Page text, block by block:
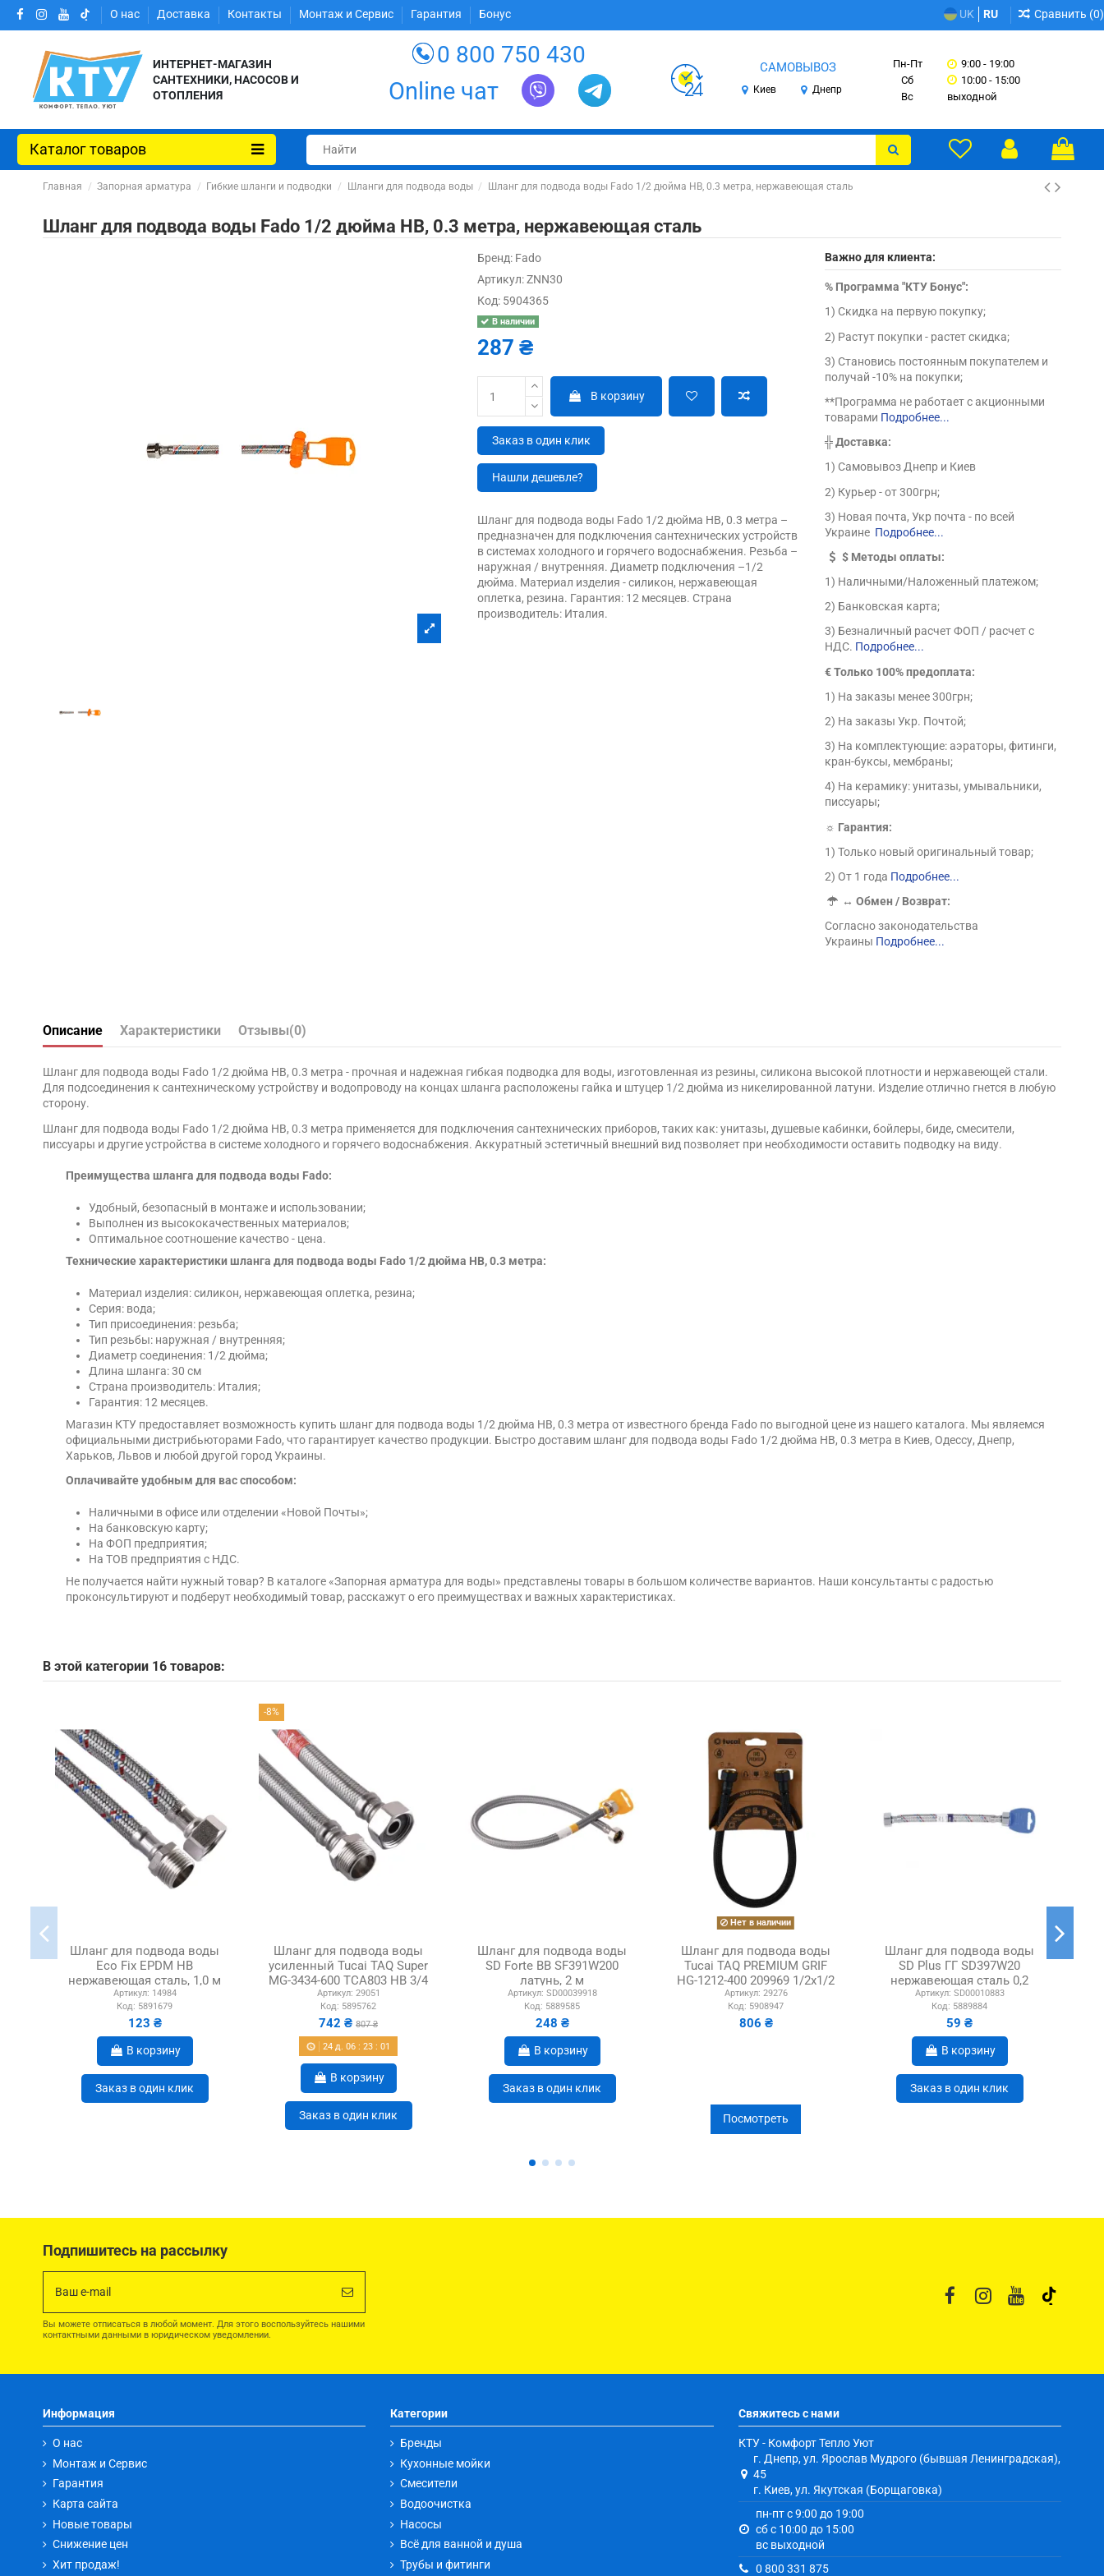
О нас Доставка Контакты Монтаж и Сервис Гарантия Бонус UK RU Сравнить (0)
ИНТЕРНЕТ-МАГАЗИН
САНТЕХНИКИ, НАСОСОВ И
ОТОПЛЕНИЯ
0 800 750 430
Online чат
САМОВЫВОЗ
Киев Днепр
Пн-Пт
Сб
Вс
9:00 - 19:00
10:00 - 15:00
выходной
Каталог товаров
Главная Запорная арматура Гибкие шланги и подводки Шланги для подвода воды Шланг для подвода воды Fado 1/2 дюйма НВ, 0.3 метра, нержавеющая сталь
Шланг для подвода воды Fado 1/2 дюйма НВ, 0.3 метра, нержавеющая сталь
Бренд: Fado
Артикул:ZNN30
Код: 5904365
В наличии
287 ₴
В корзину
Заказ в один клик
Нашли дешевле?
Шланг для подвода воды Fado 1/2 дюйма НВ, 0.3 метра –
предназначен для подключения сантехнических устройств
в системах холодного и горячего водоснабжения. Резьба –
наружная / внутренняя. Диаметр подключения –1/2
дюйма. Материал изделия - силикон, нержавеющая
оплетка, резина. Гарантия: 12 месяцев. Страна
производитель: Италия.
Важно для клиента:
% Программа "КТУ Бонус":
1) Скидка на первую покупку;
2) Растут покупки - растет скидка;
3) Становись постоянным покупателем и
получай -10% на покупки;
**Программа не работает с акционными
товарами Подробнее...
╬Доставка:
1) Самовывоз Днепр и Киев
2) Курьер - от 300грн;
3) Новая почта, Укр почта - по всей
Украине Подробнее...
$ Методы оплаты:
1) Наличными/Наложенный платежом;
2) Банковская карта;
3) Безналичный расчет ФОП / расчет с
НДС. Подробнее...
€ Только 100% предоплата:
1) На заказы менее 300грн;
2) На заказы Укр. Почтой;
3) На комплектующие: аэраторы, фитинги,
кран-буксы, мембраны;
4) На керамику: унитазы, умывальники,
писсуары;
☼ Гарантия:
1) Только новый оригинальный товар;
2) От 1 года Подробнее...
↔Обмен / Возврат:
Согласно законодательства
Украины Подробнее...
Описание Характеристики Отзывы(0)
Шланг для подвода воды Fado 1/2 дюйма НВ, 0.3 метра - прочная и надежная гибкая подводка для воды, изготовленная из резины, силикона высокой плотности и нержавеющей стали.
Для подсоединения к сантехническому устройству и водопроводу на концах шланга расположены гайка и штуцер 1/2 дюйма из никелированной латуни. Изделие отлично гнется в любую
сторону.
Шланг для подвода воды Fado 1/2 дюйма НВ, 0.3 метра применяется для подключения сантехнических приборов, таких как: унитазы, душевые кабинки, бойлеры, биде, смесители,
писсуары и другие устройства в системе холодного и горячего водоснабжения. Аккуратный эстетичный внешний вид позволяет при необходимости оставить подводку на виду.
Преимущества шланга для подвода воды Fado:
Удобный, безопасный в монтаже и использовании;
Выполнен из высококачественных материалов;
Оптимальное соотношение качество - цена.
Технические характеристики шланга для подвода воды Fado 1/2 дюйма НВ, 0.3 метра:
Материал изделия: силикон, нержавеющая оплетка, резина;
Серия: вода;
Тип присоединения: резьба;
Тип резьбы: наружная / внутренняя;
Диаметр соединения: 1/2 дюйма;
Длина шланга: 30 см
Страна производитель: Италия;
Гарантия: 12 месяцев.
Магазин КТУ предоставляет возможность купить шланг для подвода воды 1/2 дюйма НВ, 0.3 метра от известного бренда Fado по выгодной цене из нашего каталога. Мы являемся
официальными дистрибьюторами Fado, что гарантирует качество продукции. Быстро доставим шланг для подвода воды Fado 1/2 дюйма НВ, 0.3 метра в Киев, Одессу, Днепр,
Харьков, Львов и любой другой город Украины.
Оплачивайте удобным для вас способом:
Наличными в офисе или отделении «Новой Почты»;
На банковскую карту;
На ФОП предприятия;
На ТОВ предприятия с НДС.
Не получается найти нужный товар? В каталоге «Запорная арматура для воды» представлены товары в большом количестве вариантов. Наши консультанты с радостью
проконсультируют и подберут необходимый товар, расскажут о его преимуществах и важных характеристиках.
В этой категории 16 товаров:
Шланг для подвода воды
Eco Fix EPDM НВ
нержавеющая сталь, 1,0 м
Артикул: 14984
Код: 5891679
123 ₴
В корзину
Заказ в один клик
-8%
Шланг для подвода воды
усиленный Tucai TAQ Super
MG-3434-600 TCA803 НВ 3/4
x 3/4 дюйма,...
Артикул: 29051
Код: 5895762
742 ₴ 807 ₴
24 д. 06 :23 :00
В корзину
Заказ в один клик
Шланг для подвода воды
SD Forte ВВ SF391W200
латунь, 2 м
Артикул: SD00039918
Код: 5889585
248 ₴
В корзину
Заказ в один клик
Нет в наличии
Шланг для подвода воды
Tucai TAQ PREMIUM GRIF
HG-1212-400 209969 1/2x1/2
дюйма BВ, 0.4...
Артикул: 29276
Код: 5908947
806 ₴
Посмотреть
Шланг для подвода воды
SD Plus ГГ SD397W20
нержавеющая сталь 0,2
метра
Артикул: SD00010883
Код: 5889884
59 ₴
В корзину
Заказ в один клик
Подпишитесь на рассылку
Вы можете отписаться в любой момент. Для этого воспользуйтесь нашими
контактными данными в юридическом уведомлении.
Информация
О нас
Монтаж и Сервис
Гарантия
Карта сайта
Новые товары
Снижение цен
Хит продаж!
Категории
Бренды
Кухонные мойки
Смесители
Водоочистка
Насосы
Всё для ванной и душа
Трубы и фитинги
Свяжитесь с нами
КТУ - Комфорт Тепло Уют
г. Днепр, ул. Ярослав Мудрого (бывшая Ленинградская),
45
г. Киев, ул. Якутская (Борщаговка)
пн-пт с 9:00 до 19:00
сб с 10:00 до 15:00
вс выходной
0 800 331 875